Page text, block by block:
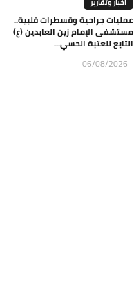
عمليات جراحية وقسطرات قلبية..
مستشفى الإمام زين العابدين (ع)
التابع للعتبة الحسي...
06/08/2026